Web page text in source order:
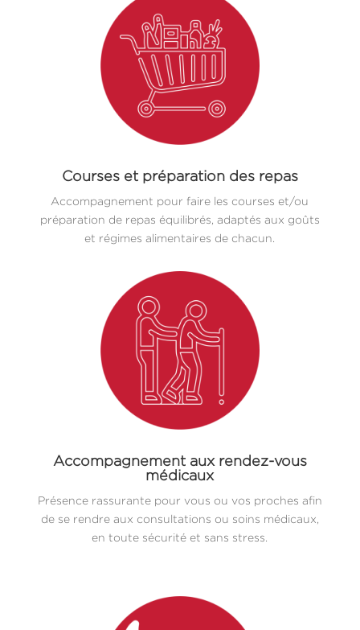
Courses et préparation des repas
Accompagnement pour faire les courses et/ou
préparation de repas équilibrés, adaptés aux goûts
et régimes alimentaires de chacun.
Accompagnement aux rendez-vous
médicaux
Présence rassurante pour vous ou vos proches afin
de se rendre aux consultations ou soins médicaux,
en toute sécurité et sans stress.